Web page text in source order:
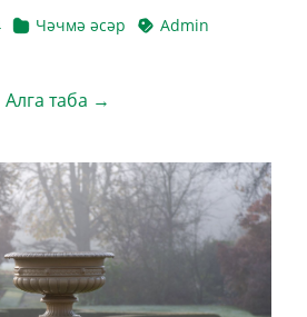
Чәчмә әсәр Admin
Алга таба →